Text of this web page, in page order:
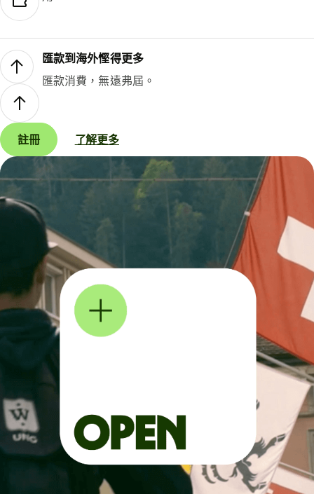
匯款到海外慳得更多
匯款消費，無遠弗屆。
註冊 了解更多